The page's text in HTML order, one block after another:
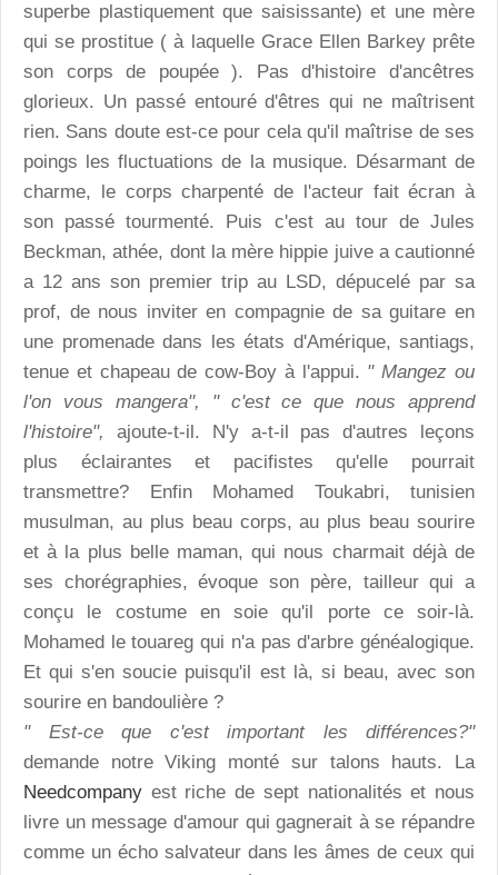
superbe plastiquement que saisissante) et une mère
qui se prostitue ( à laquelle Grace Ellen Barkey prête
son corps de poupée ). Pas d'histoire d'ancêtres
glorieux. Un passé entouré d'êtres qui ne maîtrisent
rien. Sans doute est-ce pour cela qu'il maîtrise de ses
poings les fluctuations de la musique. Désarmant de
charme, le corps charpenté de l'acteur fait écran à
son passé tourmenté. Puis c'est au tour de Jules
Beckman, athée, dont la mère hippie juive a cautionné
a 12 ans son premier trip au LSD, dépucelé par sa
prof, de nous inviter en compagnie de sa guitare en
une promenade dans les états d'Amérique, santiags,
tenue et chapeau de cow-Boy à l'appui. " Mangez ou
l'on vous mangera", " c'est ce que nous apprend
l'histoire",
ajoute-t-il. N'y a-t-il pas d'autres leçons
plus éclairantes et pacifistes qu'elle pourrait
transmettre? Enfin Mohamed Toukabri, tunisien
musulman, au plus beau corps, au plus beau sourire
et à la plus belle maman, qui nous charmait déjà de
ses chorégraphies, évoque son père, tailleur qui a
conçu le costume en soie qu'il porte ce soir-là.
Mohamed le touareg qui n'a pas d'arbre généalogique.
Et qui s'en soucie puisqu'il est là, si beau, avec son
sourire en bandoulière ?
" Est-ce que c'est important les différences?"
demande notre Viking monté sur talons hauts. La
Needcompany est riche de sept nationalités et nous
livre un message d'amour qui gagnerait à se répandre
comme un écho salvateur dans les âmes de ceux qui